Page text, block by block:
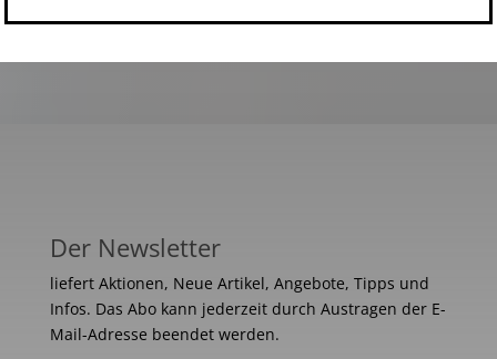
Der Newsletter
liefert Aktionen, Neue Artikel, Angebote, Tipps und
Infos. Das Abo kann jederzeit durch Austragen der E-
Mail-Adresse beendet werden.